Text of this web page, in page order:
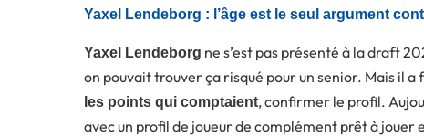
Yaxel Lendeborg : l’âge est le seul argument
Yaxel Lendeborg ne s’est pas présenté à la draft
on pouvait trouver ça risqué pour un senior. Mais il
les points qui comptaient, confirmer le profil.
avec un profil de joueur de complément prêt à jouer